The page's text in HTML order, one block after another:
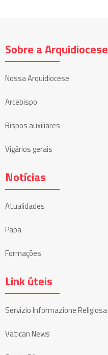
Sobre a Arquidiocese
Nossa Arquidiocese
Arcebispo
Bispos auxiliares
Vigários gerais
Notícias
Atualidades
Papa
Formações
Link úteis
Servizio Informazione Religiosa
Vatican News